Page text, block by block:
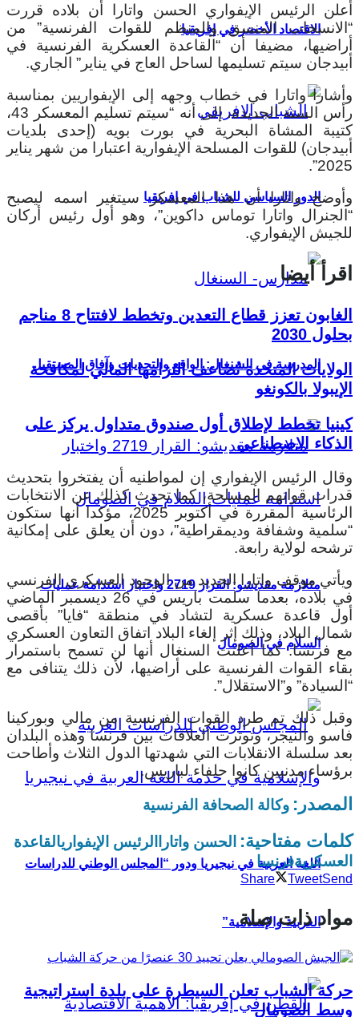
الاقتصاد الأخضر في إفريقيا
الدور السياسي للشباب في إفريقيا
المدرسة في السنغال: الواقع والتحديات وآفاق المستقبل
متلازمة مقديشو: القرار 2719 واختبار استدامة عمليات
السلام في الصومال
اللغة العربية في نيجيريا ودور “المجلس الوطني للدراسات
العربية والإسلامية”
أعلن الرئيس الإيفواري الحسن واتارا أن بلاده قررت
“الانسحاب المنسق والمنظم للقوات الفرنسية” من
أراضيها، مضيفا أن “القاعدة العسكرية الفرنسية في
أبيدجان سيتم تسليمها لساحل العاج في يناير” الجاري.
وأشارا واتارا في خطاب وجهه إلى الإيفواريين بمناسبة
رأس السنة الجديدة، إلى أنه “سيتم تسليم المعسكر 43،
كتيبة المشاة البحرية في بورت بويه (إحدى بلديات
أبيدجان) للقوات المسلحة الإيفوارية اعتبارا من شهر يناير
2025”.
وأوضح واتارا أن هذا المعسكر سيتغير اسمه ليصبح
“الجنرال واتارا توماس داكوين”، وهو أول رئيس أركان
للجيش الإيفواري.
اقرأ أيضا
الغابون تعزز قطاع التعدين وتخطط لافتتاح 8 مناجم
بحلول 2030
الولايات المتحدة تُضاعف التزامها المالي لمكافحة
الإيبولا بالكونغو
كينيا تخطط لإطلاق أول صندوق متداول يركز على
الذكاء الاصطناعي
وقال الرئيس الإيفواري إن لمواطنيه أن يفتخروا بتحديث
قدرات قواتهم المسلحة، كما تحدث كذلك عن الانتخابات
الرئاسية المقررة في أكتوبر 2025، مؤكدا أنها ستكون
“سلمية وشفافة وديمقراطية”، دون أن يعلق على إمكانية
ترشحه لولاية رابعة.
ويأتي موقف واتارا الجديد من الوجود العسكري الفرنسي
في بلاده، بعدما سلمت باريس في 26 ديسمبر الماضي
أول قاعدة عسكرية لتشاد في منطقة “فايا” بأقصى
شمال البلاد، وذلك إثر إلغاء البلاد اتفاق التعاون العسكري
مع فرنسا.كما أعلنت السنغال أنها لن تسمح باستمرار
بقاء القوات الفرنسية على أراضيها، لأن ذلك يتنافى مع
“السيادة” و”الاستقلال”.
وقبل ذلك تم طرد القوات الفرنسية من مالي وبوركينا
فاسو والنيجر، وتوترت العلاقات بين فرنسا وهذه البلدان
بعد سلسلة الانقلابات التي شهدتها الدول الثلاث وأطاحت
برؤساء مدنيين كانوا حلفاء لباريس.
المصدر: وكالة الصحافة الفرنسية
كلمات مفتاحية: الحسن واتارا الرئيس الإيفواريالقاعدة
العسكريةفرنسا
Share TweetSend
مواد ذات صلة
حركة الشباب تعلن السيطرة على بلدة استراتيجية
وسط الصومال